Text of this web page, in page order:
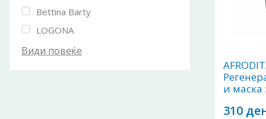
и маска
310
Bettina Barty
LOGONA
Види повеќе